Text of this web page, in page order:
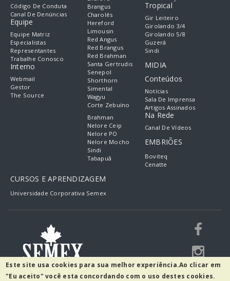
Código De Conduta
Canal De Denúncias
Equipe
Equipe Matriz
Especialistas
Representantes
Trabalhe Conosco
Interno
Webmail
Gestor
The Source
Brangus
Charolês
Hereford
Limousin
Red Angus
Red Brangus
Red Brahman
Santa Gertrudis
Senepol
Shorthorn
Simental
Wagyu
Corte Zebuíno
Brahman
Nelore Ceip
Nelore PO
Nelore Mocho
Sindi
Tabapuã
Tropical
Gir Leiteiro
Girolando 3/4
Girolando 5/8
Guzerá
Sindi
MIDIA
Conteúdos
Notícias
Sala De Imprensa
Artigos Assinados
Na Rede
Canal De Vídeos
EMBRIÕES
Boviteq
Cenatte
CURSOS E APRENDIZAGEM
Universidade Corporativa Semex
Este site usa cookies para sua melhor experiência.Ao clicar em
"Eu aceito" você esta concordando com o uso destes cookies.